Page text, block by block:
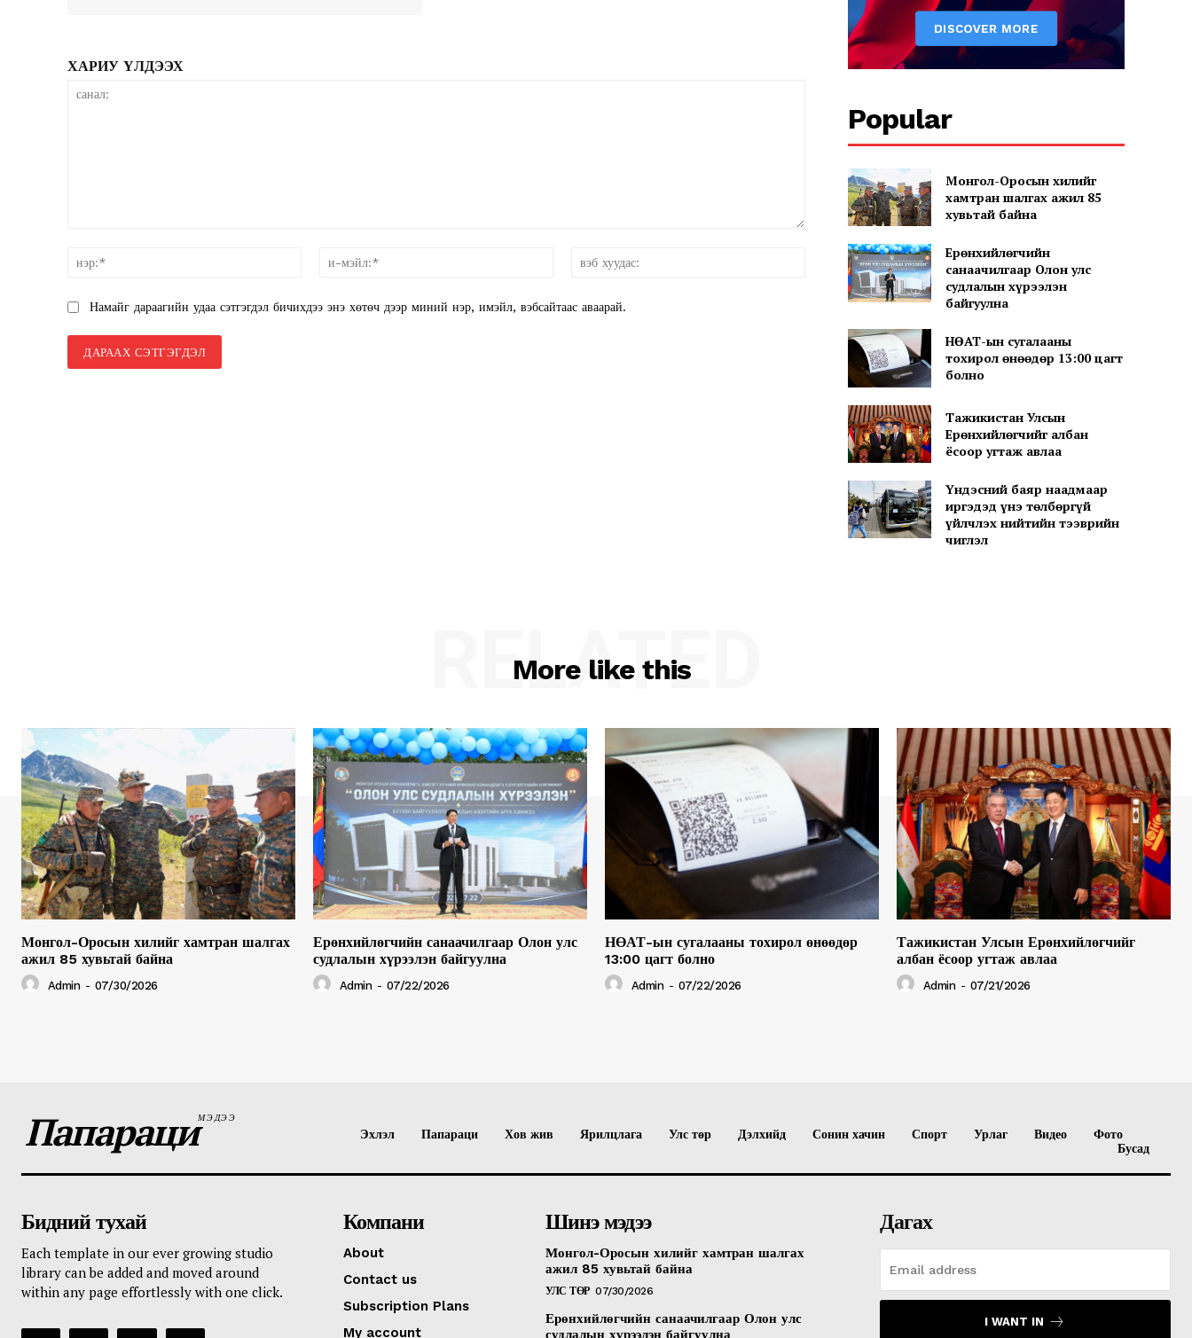
ХАРИУ ҮЛДЭЭХ
хуудас:
Намайг дараагийн удаа сэтгэгдэл бичихдээ энэ хөтөч дээр миний нэр, имэйл, вэбсайтаас аваарай.
Popular
Монгол-Оросын хилийг
хамтран шалгах ажил 85
хувьтай байна
Ерөнхийлөгчийн
санаачилгаар Олон улс
судлалын хүрээлэн
байгуулна
НӨАТ-ын сугалааны
тохирол өнөөдөр 13:00 цагт
болно
Тажикистан Улсын
Ерөнхийлөгчийг албан
ёсоор угтаж авлаа
Үндэсний баяр наадмаар
иргэдэд үнэ төлбөргүй
үйлчлэх нийтийн тээврийн
чиглэл
More like this
RELATED
Монгол-Оросын хилийг хамтран шалгах
ажил 85 хувьтай байна
Admin - 07/30/2026
Ерөнхийлөгчийн санаачилгаар Олон улс
судлалын хүрээлэн байгуулна
Admin - 07/22/2026
НӨАТ-ын сугалааны тохирол өнөөдөр
13:00 цагт болно
Admin - 07/22/2026
Тажикистан Улсын Ерөнхийлөгчийг
албан ёсоор угтаж авлаа
Admin - 07/21/2026
ПапарациМЭДЭЭ
Эхлэл Папараци Хов жив Ярилцлага Улс төр Дэлхийд Сонин хачин Спорт Урлаг Видео
Фото
Бусад
Бидний тухай
Each template in our ever growing studio
library can be added and moved around
within any page effortlessly with one click.
Компани
About
Contact us
Subscription Plans
My account
Шинэ мэдээ
Монгол-Оросын хилийг хамтран шалгах
ажил 85 хувьтай байна
УЛС ТӨР 07/30/2026
Ерөнхийлөгчийн санаачилгаар Олон улс
судлалын хүрээлэн байгуулна
Дагах
I WANT IN